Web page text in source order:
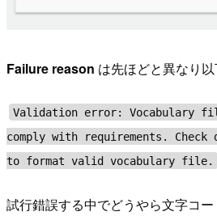
Failure reason は先ほどと異なり以
Validation error: Vocabulary
comply with requirements. Check
to format valid vocabulary file.
試行錯誤する中でどうやら文字コ